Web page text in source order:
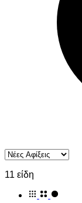
11 είδη